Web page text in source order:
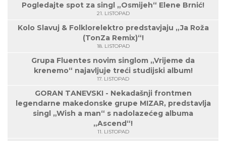
Pogledajte spot za singl „Osmijeh“ Elene Brnić!
21. LISTOPAD
Kolo Slavuj & Folklorelektro predstavjaju „Ja Roža
(TonZa Remix)“!
18. LISTOPAD
Grupa Fluentes novim singlom „Vrijeme da
krenemo“ najavljuje treći studijski album!
17. LISTOPAD
GORAN TANEVSKI - Nekadašnji frontmen
legendarne makedonske grupe MIZAR, predstavlja
singl „Wish a man“ s nadolazećeg albuma
„Ascend“!
11. LISTOPAD